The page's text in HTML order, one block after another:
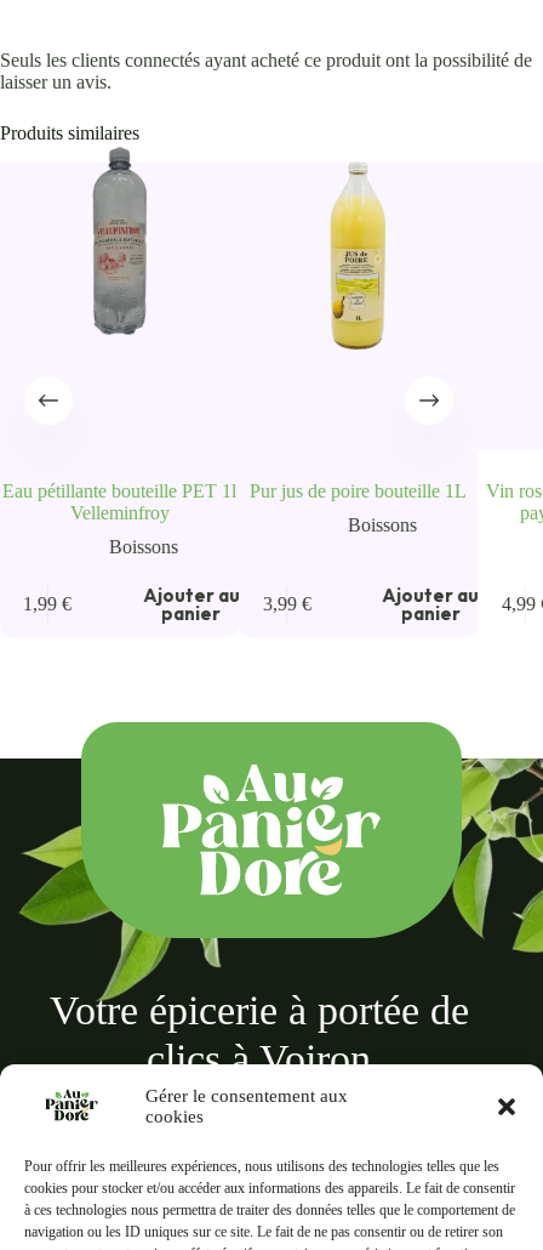
Gérer le consentement aux
cookies
Pour offrir les meilleures expériences, nous utilisons des technologies telles que les
cookies pour stocker et/ou accéder aux informations des appareils. Le fait de consentir
à ces technologies nous permettra de traiter des données telles que le comportement de
navigation ou les ID uniques sur ce site. Le fait de ne pas consentir ou de retirer son
Seuls les clients connectés ayant acheté ce produit ont la possibilité de
laisser un avis.
Produits similaires
Eau pétillante bouteille PET 1l
Velleminfroy
Boissons
1,99€ Ajouter au
panier
Pur jus de poire bouteille 1L
Boissons
3,99 € Ajouter au
panier
Vin
4,99
Votre épicerie à portée de
clics à Voiron
Au panier doré
18 Rue des Terreaux, 38500 Voiron